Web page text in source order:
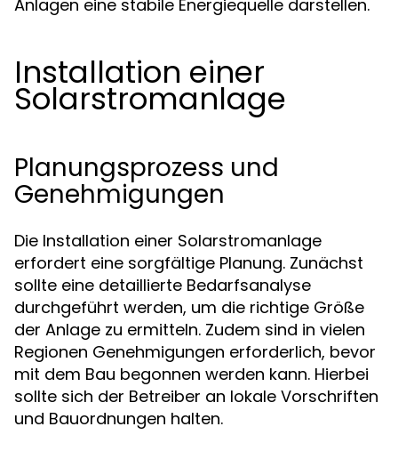
Anlagen eine stabile Energiequelle darstellen.
Installation einer
Solarstromanlage
Planungsprozess und
Genehmigungen
Die Installation einer Solarstromanlage
erfordert eine sorgfältige Planung. Zunächst
sollte eine detaillierte Bedarfsanalyse
durchgeführt werden, um die richtige Größe
der Anlage zu ermitteln. Zudem sind in vielen
Regionen Genehmigungen erforderlich, bevor
mit dem Bau begonnen werden kann. Hierbei
sollte sich der Betreiber an lokale Vorschriften
und Bauordnungen halten.